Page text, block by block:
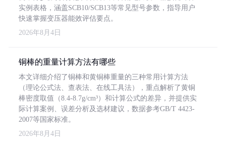
实例表格，涵盖SCB10/SCB13等常见型号参数，指导用户
快速掌握变压器能效评估要点。
2026年8月4日
铜棒的重量计算方法有哪些
本文详细介绍了铜棒和黄铜棒重量的三种常用计算方法
（理论公式法、查表法、在线工具法），重点解析了黄铜
棒密度取值（8.4-8.7g/cm³）和计算公式的差异，并提供实
际计算案例、误差分析及选材建议，数据参考GB/T 4423-
2007等国家标准。
2026年8月4日